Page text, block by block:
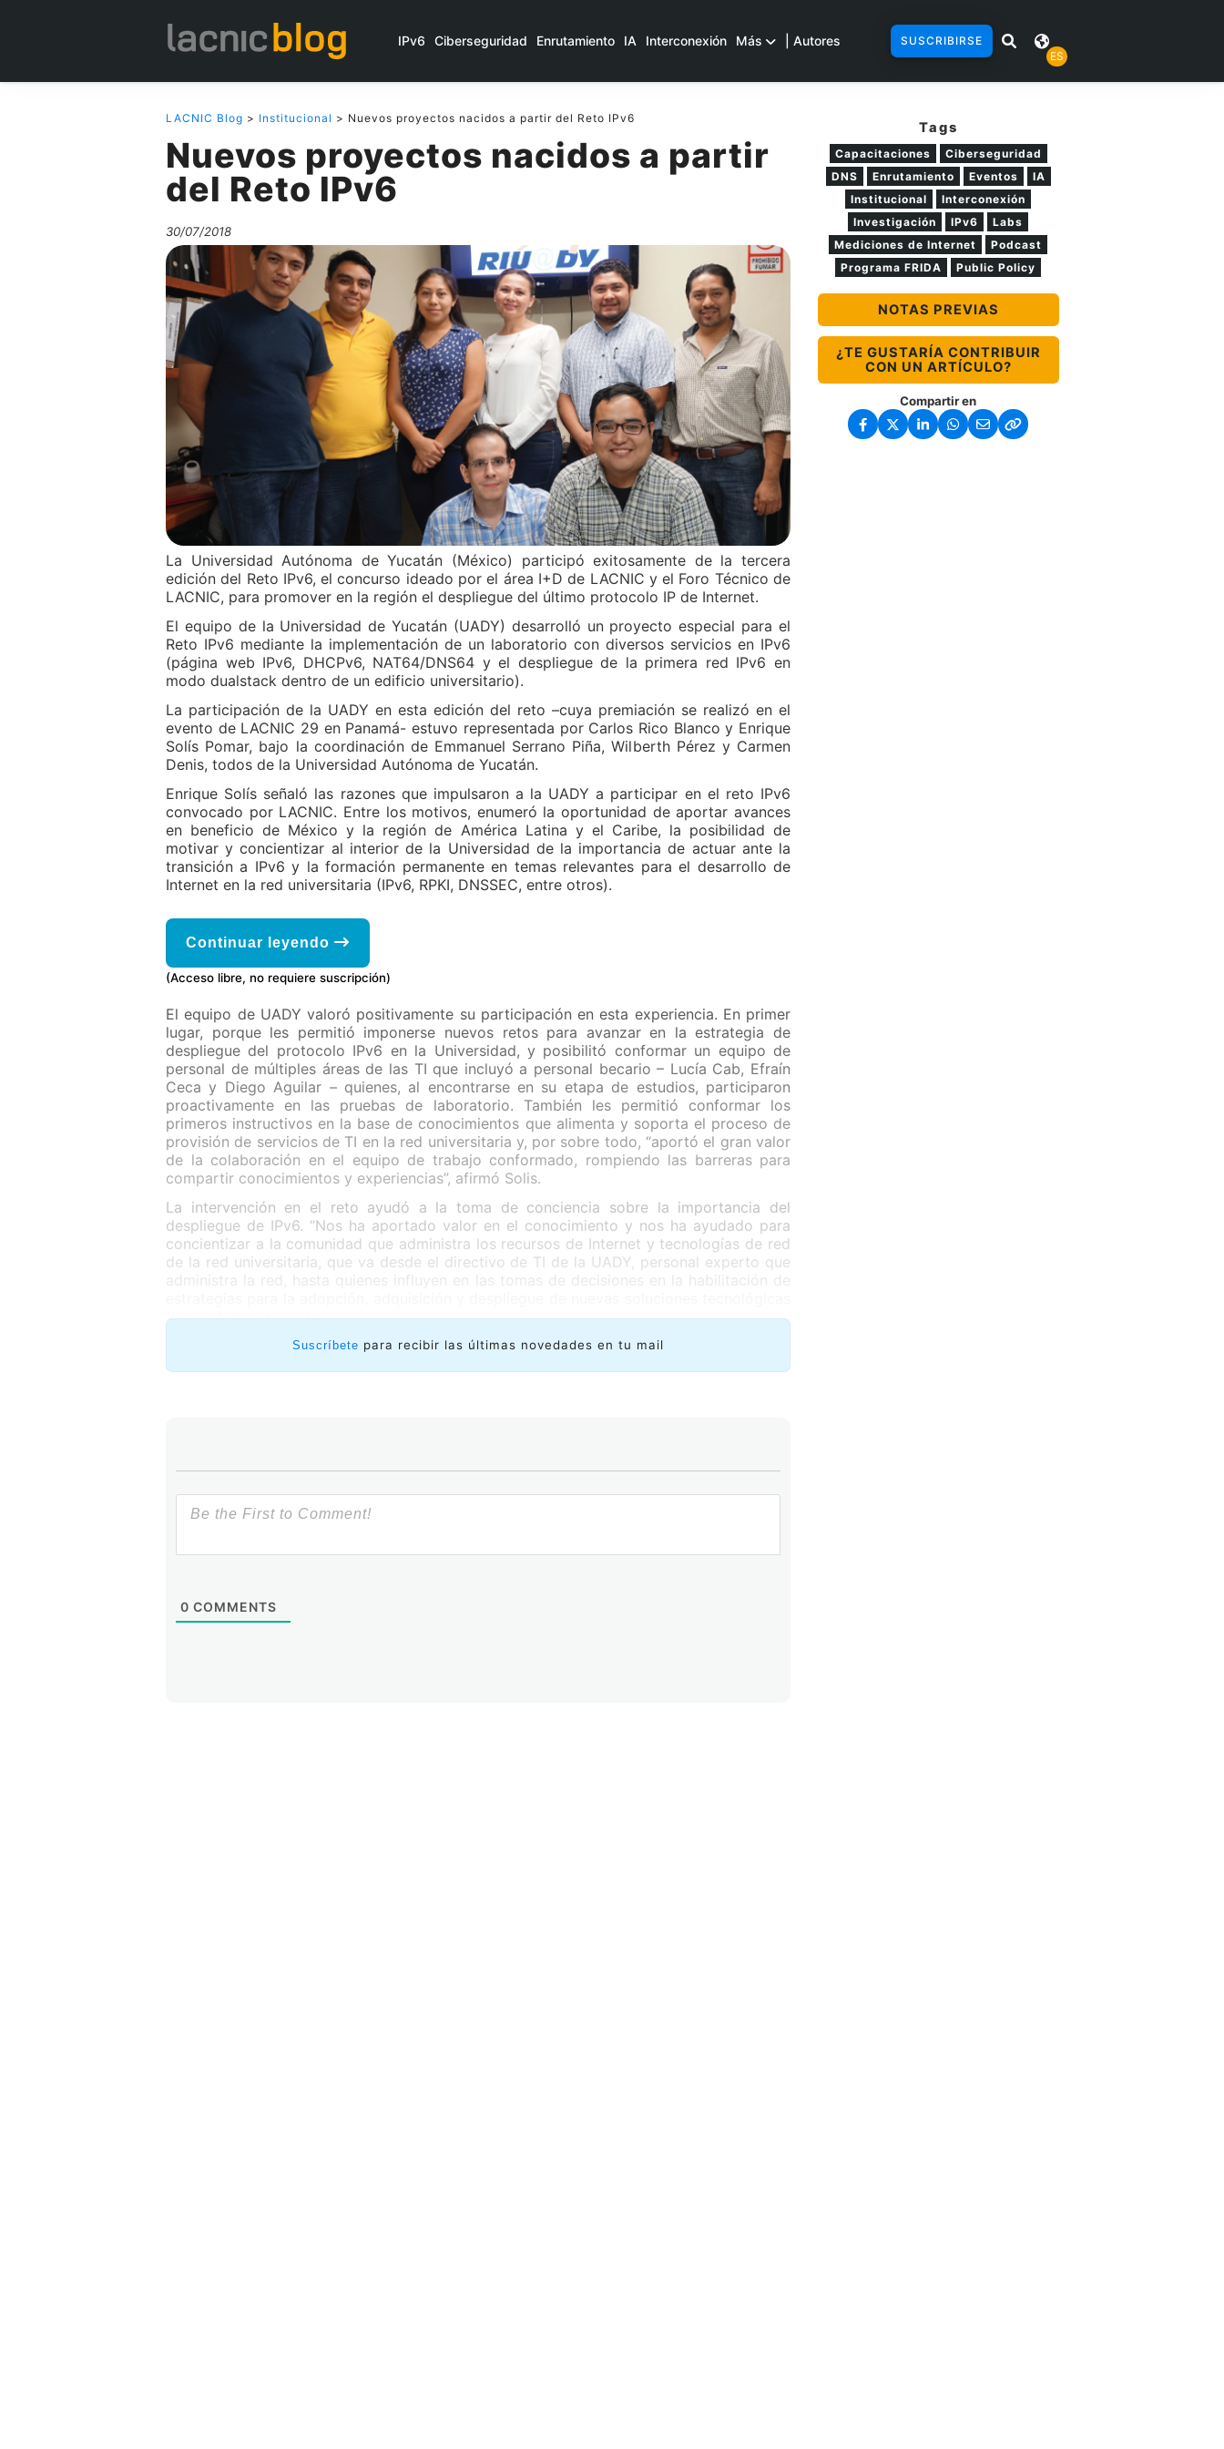
IPv6 Ciberseguridad Enrutamiento IA Interconexión Más | Autores
SUSCRIBIRSE
ES
LACNIC Blog > Institucional > Nuevos proyectos nacidos a partir del Reto IPv6
Nuevos proyectos nacidos a partir
del Reto IPv6
30/07/2018
La Universidad Autónoma de Yucatán (México) participó exitosamente de la tercera
edición del Reto IPv6, el concurso ideado por el área I+D de LACNIC y el Foro Técnico de
LACNIC, para promover en la región el despliegue del último protocolo IP de Internet.
El equipo de la Universidad de Yucatán (UADY) desarrolló un proyecto especial para el
Reto IPv6 mediante la implementación de un laboratorio con diversos servicios en IPv6
(página web IPv6, DHCPv6, NAT64/DNS64 y el despliegue de la primera red IPv6 en
modo dualstack dentro de un edificio universitario).
La participación de la UADY en esta edición del reto –cuya premiación se realizó en el
evento de LACNIC 29 en Panamá- estuvo representada por Carlos Rico Blanco y Enrique
Solís Pomar, bajo la coordinación de Emmanuel Serrano Piña, Wilberth Pérez y Carmen
Denis, todos de la Universidad Autónoma de Yucatán.
Enrique Solís señaló las razones que impulsaron a la UADY a participar en el reto IPv6
convocado por LACNIC. Entre los motivos, enumeró la oportunidad de aportar avances
en beneficio de México y la región de América Latina y el Caribe, la posibilidad de
motivar y concientizar al interior de la Universidad de la importancia de actuar ante la
transición a IPv6 y la formación permanente en temas relevantes para el desarrollo de
Internet en la red universitaria (IPv6, RPKI, DNSSEC, entre otros).
Continuar leyendo
(Acceso libre, no requiere suscripción)
El equipo de UADY valoró positivamente su participación en esta experiencia. En primer
lugar, porque les permitió imponerse nuevos retos para avanzar en la estrategia de
despliegue del protocolo IPv6 en la Universidad, y posibilitó conformar un equipo de
personal de múltiples áreas de las TI que incluyó a personal becario – Lucía Cab, Efraín
Ceca y Diego Aguilar – quienes, al encontrarse en su etapa de estudios, participaron
proactivamente en las pruebas de laboratorio. También les permitió conformar los
primeros instructivos en la base de conocimientos que alimenta y soporta el proceso de
provisión de servicios de TI en la red universitaria y, por sobre todo, “aportó el gran valor
de la colaboración en el equipo de trabajo conformado, rompiendo las barreras para
compartir conocimientos y experiencias”, afirmó Solis.
La intervención en el reto ayudó a la toma de conciencia sobre la importancia del
despliegue de IPv6. “Nos ha aportado valor en el conocimiento y nos ha ayudado para
concientizar a la comunidad que administra los recursos de Internet y tecnologías de red
de la red universitaria, que va desde el directivo de TI de la UADY, personal experto que
administra la red, hasta quienes influyen en las tomas de decisiones en la habilitación de
de la UADY”, afirmó Solís.
Asimismo, el reto ha permitido a este equipo de la UADY aconocer los avances y
necesidades de diferentes instituciones en el uso y despliegue de IPv6. Para ellos este
ecosistema de Internet en la Universidad: seguridad, adopción de buenas prácticas y
desarrollo de nuevas aplicaciones IPv6 nativas”, .
Suscríbete para recibir las últimas novedades en tu mail
0 COMMENTS
Tags
Capacitaciones
Ciberseguridad
DNS
Enrutamiento Eventos
IA
Institucional
Interconexión
Investigación
IPv6
Labs
Mediciones de Internet
Podcast
Programa FRIDA
Public Policy
NOTAS PREVIAS
¿TE GUSTARÍA CONTRIBUIR
CON UN ARTÍCULO?
Compartir en